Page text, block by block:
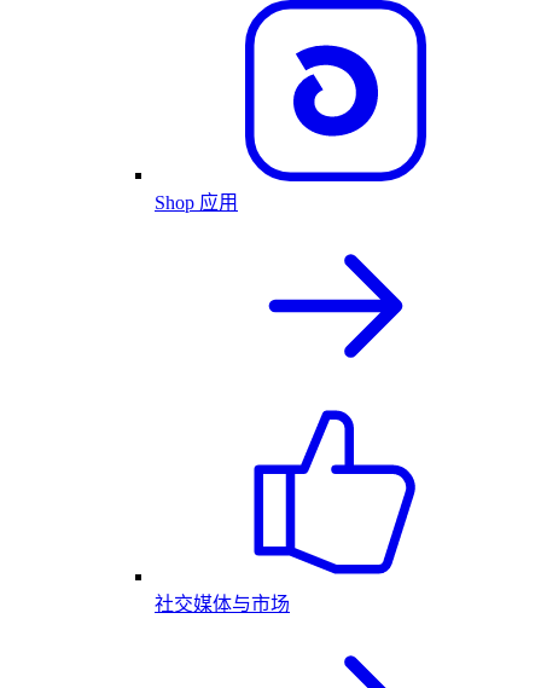
Shop 应用
社交媒体与市场